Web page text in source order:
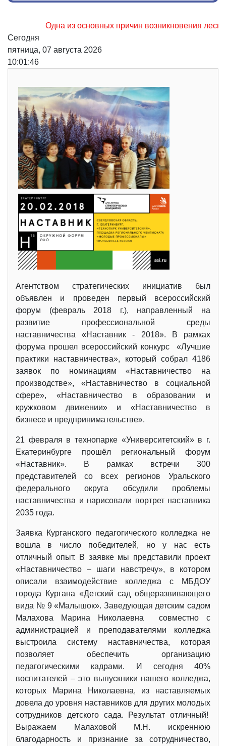
Одна из основных причин возникновения лесных
Сегодня
пятница, 07 августа 2026
10:01:47
Агентством стратегических инициатив был
объявлен и проведен первый всероссийский
форум (февраль 2018 г.), направленный на
развитие профессиональной среды
наставничества «Наставник - 2018». В рамках
форума прошел всероссийский конкурс «Лучшие
практики наставничества», который собрал 4186
заявок по номинациям «Наставничество на
производстве», «Наставничество в социальной
сфере», «Наставничество в образовании и
кружковом движении» и «Наставничество в
бизнесе и предпринимательстве».
21 февраля в технопарке «Университетский» в г.
Екатеринбурге прошёл региональный форум
«Наставник». В рамках встречи 300
представителей со всех регионов Уральского
федерального округа обсудили проблемы
наставничества и нарисовали портрет наставника
2035 года.
Заявка Курганского педагогического колледжа не
вошла в число победителей, но у нас есть
отличный опыт. В заявке мы представили проект
«Наставничество – шаги навстречу», в котором
описали взаимодействие колледжа с МБДОУ
города Кургана «Детский сад общеразвивающего
вида № 9 «Малышок». Заведующая детским садом
Малахова Марина Николаевна совместно с
администрацией и преподавателями колледжа
выстроила систему наставничества, которая
позволяет обеспечить организацию
педагогическими кадрами. И сегодня 40%
воспитателей – это выпускники нашего колледжа,
которых Марина Николаевна, из наставляемых
довела до уровня наставников для других молодых
сотрудников детского сада. Результат отличный!
Выражаем Малаховой М.Н. искреннюю
благодарность и признание за сотрудничество,